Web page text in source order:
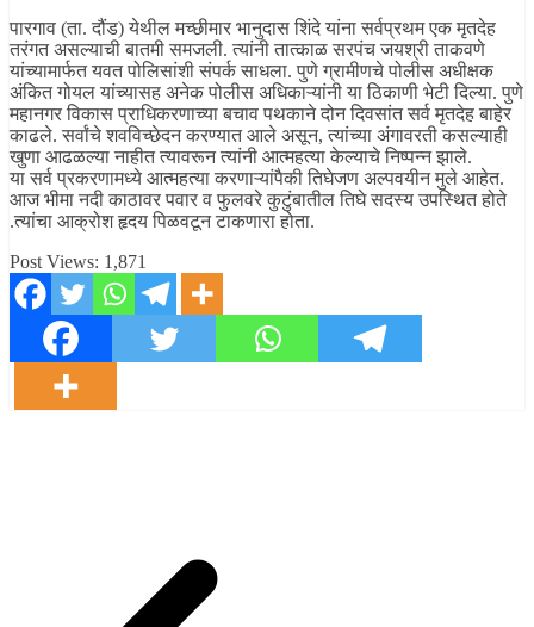
पारगाव (ता. दौंड) येथील मच्छीमार भानुदास शिंदे यांना सर्वप्रथम एक मृतदेह
तरंगत असल्याची बातमी समजली. त्यांनी तात्काळ सरपंच जयश्री ताकवणे
यांच्यामार्फत यवत पोलिसांशी संपर्क साधला. पुणे ग्रामीणचे पोलीस अधीक्षक
अंकित गोयल यांच्यासह अनेक पोलीस अधिकाऱ्यांनी या ठिकाणी भेटी दिल्या. पुणे
महानगर विकास प्राधिकरणाच्या बचाव पथकाने दोन दिवसांत सर्व मृतदेह बाहेर
काढले. सर्वांचे शवविच्छेदन करण्यात आले असून, त्यांच्या अंगावरती कसल्याही
खुणा आढळल्या नाहीत त्यावरून त्यांनी आत्महत्या केल्याचे निष्पन्न झाले.
या सर्व प्रकरणामध्ये आत्महत्या करणाऱ्यांपैकी तिघेजण अल्पवयीन मुले आहेत.
आज भीमा नदी काठावर पवार व फुलवरे कुटुंबातील तिघे सदस्य उपस्थित होते
.त्यांचा आक्रोश हृदय पिळवटून टाकणारा होता.
Post Views: 1,871